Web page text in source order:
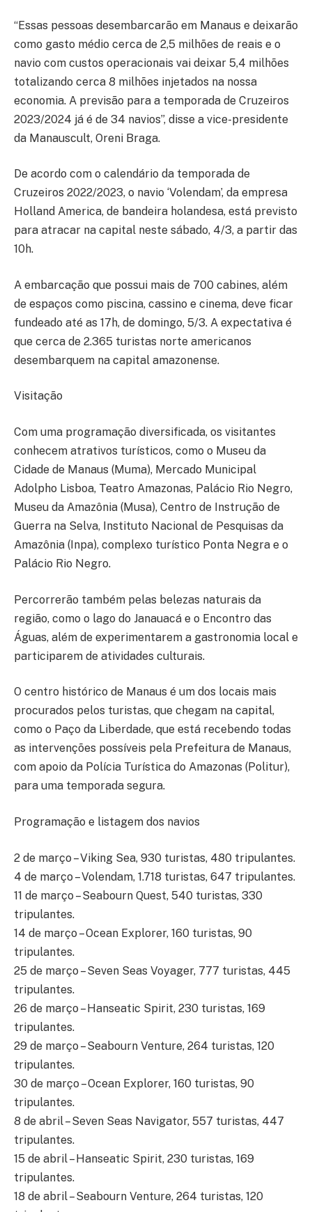
“Essas pessoas desembarcarão em Manaus e deixarão
como gasto médio cerca de 2,5 milhões de reais e o
navio com custos operacionais vai deixar 5,4 milhões
totalizando cerca 8 milhões injetados na nossa
economia. A previsão para a temporada de Cruzeiros
2023/2024 já é de 34 navios”, disse a vice-presidente
da Manauscult, Oreni Braga.
De acordo com o calendário da temporada de
Cruzeiros 2022/2023, o navio ‘Volendam’, da empresa
Holland America, de bandeira holandesa, está previsto
para atracar na capital neste sábado, 4/3, a partir das
10h.
A embarcação que possui mais de 700 cabines, além
de espaços como piscina, cassino e cinema, deve ficar
fundeado até as 17h, de domingo, 5/3. A expectativa é
que cerca de 2.365 turistas norte americanos
desembarquem na capital amazonense.
Visitação
Com uma programação diversificada, os visitantes
conhecem atrativos turísticos, como o Museu da
Cidade de Manaus (Muma), Mercado Municipal
Adolpho Lisboa, Teatro Amazonas, Palácio Rio Negro,
Museu da Amazônia (Musa), Centro de Instrução de
Guerra na Selva, Instituto Nacional de Pesquisas da
Amazônia (Inpa), complexo turístico Ponta Negra e o
Palácio Rio Negro.
Percorrerão também pelas belezas naturais da
região, como o lago do Janauacá e o Encontro das
Águas, além de experimentarem a gastronomia local e
participarem de atividades culturais.
O centro histórico de Manaus é um dos locais mais
procurados pelos turistas, que chegam na capital,
como o Paço da Liberdade, que está recebendo todas
as intervenções possíveis pela Prefeitura de Manaus,
com apoio da Polícia Turística do Amazonas (Politur),
para uma temporada segura.
Programação e listagem dos navios
2 de março – Viking Sea, 930 turistas, 480 tripulantes.
4 de março – Volendam, 1.718 turistas, 647 tripulantes.
11 de março – Seabourn Quest, 540 turistas, 330
tripulantes.
14 de março – Ocean Explorer, 160 turistas, 90
tripulantes.
25 de março – Seven Seas Voyager, 777 turistas, 445
tripulantes.
26 de março – Hanseatic Spirit, 230 turistas, 169
tripulantes.
29 de março – Seabourn Venture, 264 turistas, 120
tripulantes.
30 de março – Ocean Explorer, 160 turistas, 90
tripulantes.
8 de abril – Seven Seas Navigator, 557 turistas, 447
tripulantes.
15 de abril – Hanseatic Spirit, 230 turistas, 169
tripulantes.
18 de abril – Seabourn Venture, 264 turistas, 120